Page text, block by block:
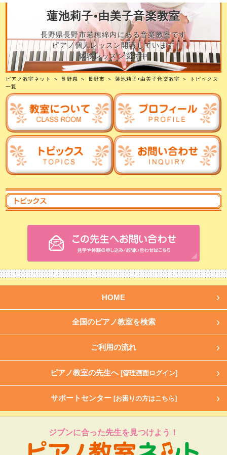
蓮池莉子•由美子音楽教室
長野県長野市若穂綿内にある音楽教室です
ピアノ個人レッスン開講しています
体験レッスン受付中
ピアノ教室ネット ＞長野県 ＞ 長野市 ＞ 蓮池莉子•由美子音楽教室
＞ トピックス
一覧
HOME
全国のピアノ教室を検索
ご利用の流れ
ピアノ教室の先生へ [管理画面ログイン]
サポートセンター [お困りの方はこちら]
ジブンに合った先生を見つけよう！